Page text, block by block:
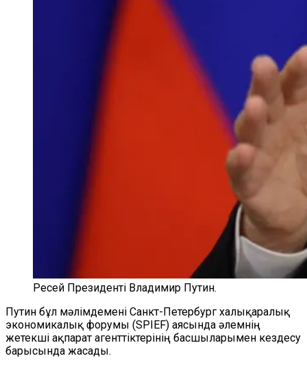
Ресей Президенті Владимир Путин.
Путин бұл мәлімдемені Санкт-Петербург халықаралық
экономикалық форумы (SPIEF) аясында әлемнің
жетекші ақпарат агенттіктерінің басшыларымен кездесу
барысында жасады.